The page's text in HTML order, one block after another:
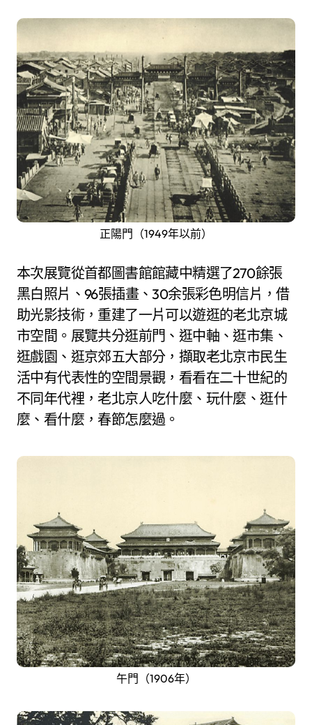
正陽門（1949年以前）
本次展覽從首都圖書館館藏中精選了270餘張
黑白照片、96張插畫、30余張彩色明信片，借
助光影技術，重建了一片可以遊逛的老北京城
市空間。展覽共分逛前門、逛中軸、逛市集、
逛戲園、逛京郊五大部分，擷取老北京市民生
活中有代表性的空間景觀，看看在二十世紀的
不同年代裡，老北京人吃什麼、玩什麼、逛什
麼、看什麼，春節怎麼過。
午門（1906年）